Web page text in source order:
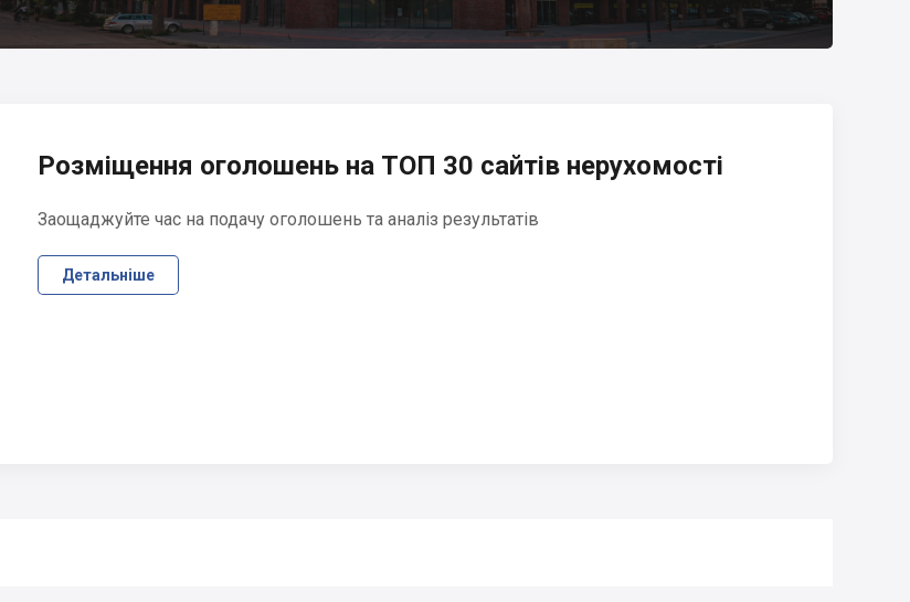
Розміщення оголошень на ТОП 30 сайтів нерухомості
Заощаджуйте час на подачу оголошень та аналіз результатів
Детальніше